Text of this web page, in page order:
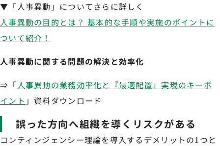
▼「人事異動」についてさらに詳しく
人事異動の目的とは？ 基本的な手順や実施のポイントに
ついて紹介！
人事異動に関する問題の解決と効率化
⇒「人事異動の業務効率化と『最適配置』実現のキーポ
イント 」資料ダウンロード
誤った方向へ組織を導くリスクがある
コンティンジェンシー理論を導入するデメリットの1つと